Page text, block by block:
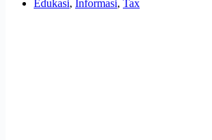
Edukasi, Informasi, Tax